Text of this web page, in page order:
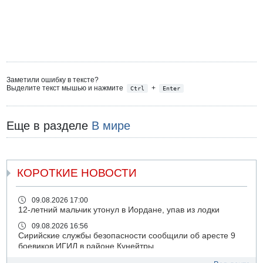
Заметили ошибку в тексте?
Выделите текст мышью и нажмите
Ctrl + Enter
Еще в разделе В мире
КОРОТКИЕ НОВОСТИ
09.08.2026 17:00
12-летний мальчик утонул в Иордане, упав из лодки
09.08.2026 16:56
Сирийские службы безопасности сообщили об аресте 9
боевиков ИГИЛ в районе Кунейтры